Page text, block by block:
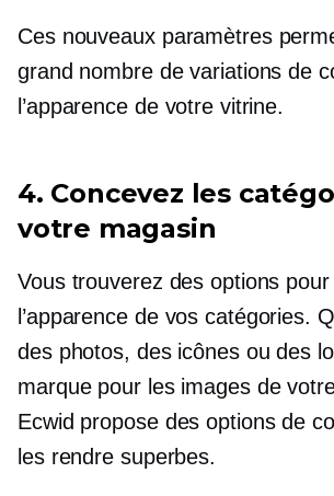
Ces nouveaux paramètres
grand nombre de variations de
l’apparence de votre vitrine.
4. Concevez les
votre magasin
Vous trouverez des options
l’apparence de vos catégories.
des photos, des icônes ou des
marque pour les images de
Ecwid propose des options de
les rendre superbes.